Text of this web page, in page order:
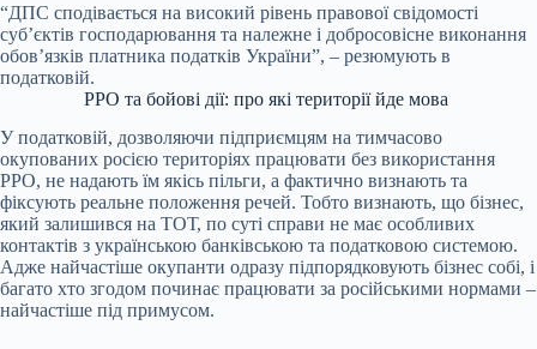
“ДПС сподівається на високий рівень правової свідомості
суб’єктів господарювання та належне і добросовісне виконання
обов’язків платника податків України”, – резюмують в
податковій.
РРО та бойові дії: про які території йде мова
У податковій, дозволяючи підприємцям на тимчасово
окупованих росією територіях працювати без використання
РРО, не надають їм якісь пільги, а фактично визнають та
фіксують реальне положення речей. Тобто визнають, що бізнес,
який залишився на ТОТ, по суті справи не має особливих
контактів з українською банківською та податковою системою.
Адже найчастіше окупанти одразу підпорядковують бізнес собі, і
багато хто згодом починає працювати за російськими нормами –
найчастіше під примусом.